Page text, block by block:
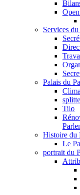
Services
Palais du
Tilo
Histoire du
Le
portrait du